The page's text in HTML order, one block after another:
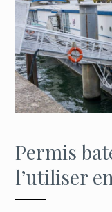
Permis
l’utiliser